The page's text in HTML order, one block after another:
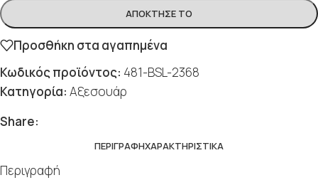
ΑΠΌΚΤΗΣΈ ΤΟ
Προσθήκη στα αγαπημένα
Κωδικός προϊόντος: 481-BSL-2368
Κατηγορία: Αξεσουάρ
Share:
ΠΕΡΙΓΡΑΦΉΧΑΡΑΚΤΗΡΙΣΤΙΚΆ
Περιγραφή